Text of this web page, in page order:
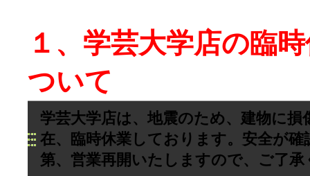
１、学芸大学店の臨
ついて
学芸大学店は、地震のため、建物に損
在、臨時休業しております。安全が確
第、営業再開いたしますので、ご了